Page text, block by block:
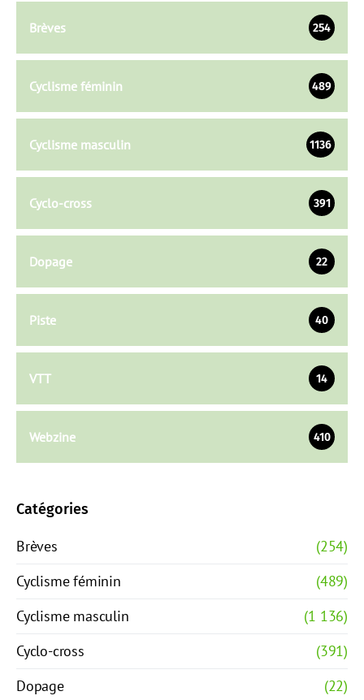
Brèves 254
Cyclisme féminin 489
Cyclisme masculin 1136
Cyclo-cross 391
Dopage 22
Piste 40
VTT 14
Webzine 410
Catégories
Brèves
(254)
Cyclisme féminin
(489)
Cyclisme masculin
(1 136)
Cyclo-cross
(391)
Dopage
(22)